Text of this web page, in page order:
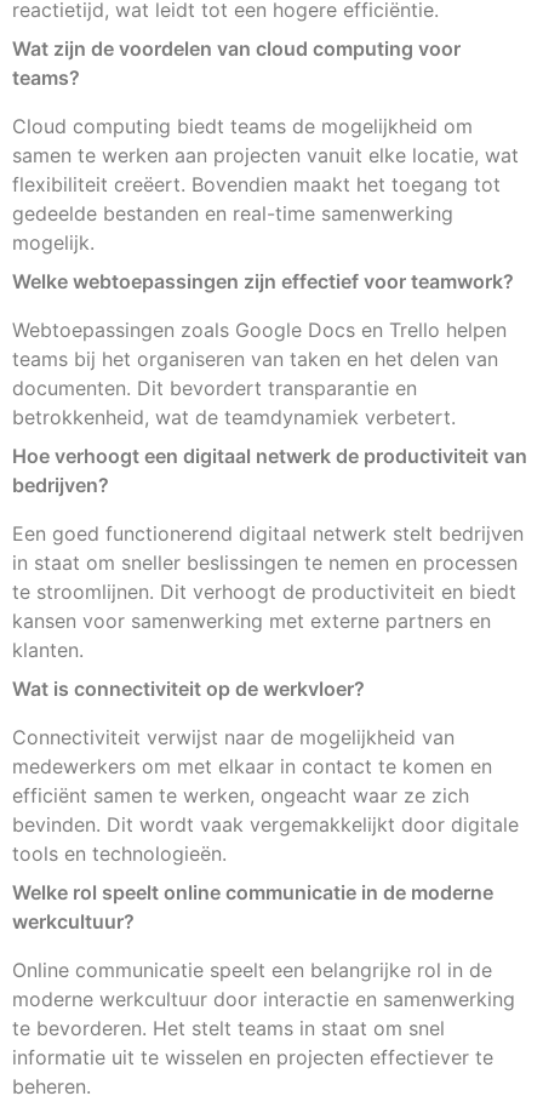
reactietijd, wat leidt tot een hogere efficiëntie.
Wat zijn de voordelen van cloud computing voor
teams?
Cloud computing biedt teams de mogelijkheid om
samen te werken aan projecten vanuit elke locatie, wat
flexibiliteit creëert. Bovendien maakt het toegang tot
gedeelde bestanden en real-time samenwerking
mogelijk.
Welke webtoepassingen zijn effectief voor teamwork?
Webtoepassingen zoals Google Docs en Trello helpen
teams bij het organiseren van taken en het delen van
documenten. Dit bevordert transparantie en
betrokkenheid, wat de teamdynamiek verbetert.
Hoe verhoogt een digitaal netwerk de productiviteit van
bedrijven?
Een goed functionerend digitaal netwerk stelt bedrijven
in staat om sneller beslissingen te nemen en processen
te stroomlijnen. Dit verhoogt de productiviteit en biedt
kansen voor samenwerking met externe partners en
klanten.
Wat is connectiviteit op de werkvloer?
Connectiviteit verwijst naar de mogelijkheid van
medewerkers om met elkaar in contact te komen en
efficiënt samen te werken, ongeacht waar ze zich
bevinden. Dit wordt vaak vergemakkelijkt door digitale
tools en technologieën.
Welke rol speelt online communicatie in de moderne
werkcultuur?
Online communicatie speelt een belangrijke rol in de
moderne werkcultuur door interactie en samenwerking
te bevorderen. Het stelt teams in staat om snel
informatie uit te wisselen en projecten effectiever te
beheren.